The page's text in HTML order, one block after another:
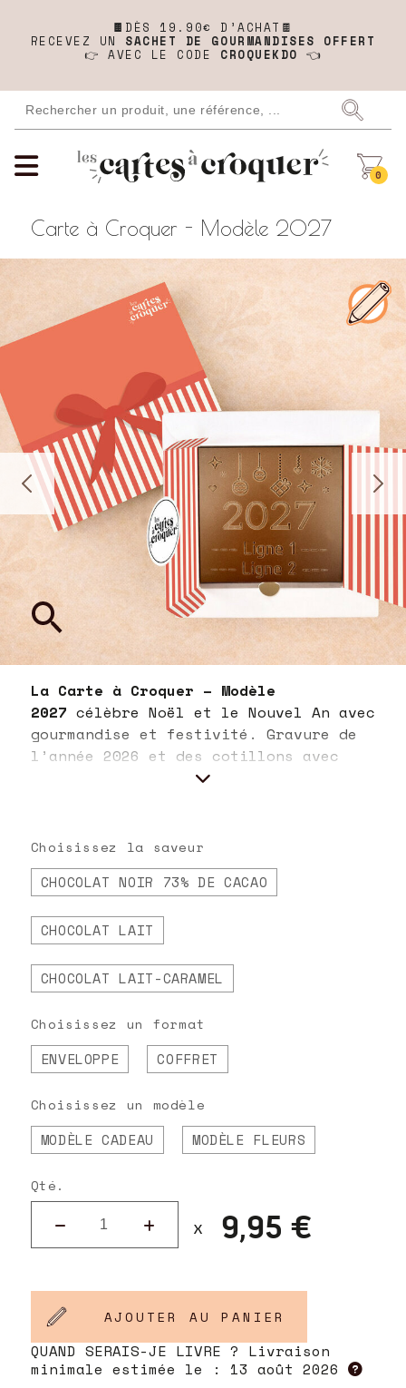
🍫 DÈS 19.90€ D’ACHAT🍫
RECEVEZ UN SACHET DE GOURMANDISES OFFERT
👉 AVEC LE CODE CROQUEKDO👈
0
Carte à Croquer - Modèle 2027
Choisissez la saveur
CHOCOLAT NOIR 73% DE CACAO
CHOCOLAT LAIT
CHOCOLAT LAIT-CARAMEL
Choisissez un format
ENVELOPPE COFFRET
Choisissez un modèle
MODÈLE CADEAU MODÈLE FLEURS
Qté.
9,95 €
AJOUTER AU PANIER
QUAND SERAIS-JE LIVRE ? Livraison
minimale estimée le : 13 août 2026
La Carte à Croquer – Modèle
2027 célèbre Noël et le Nouvel An avec
gourmandise et festivité. Gravure de
l’année 2026 et des cotillons avec
personnalisation sur 2 lignes dans du
vos vœux en un cadeau gourmand et
mémorable.